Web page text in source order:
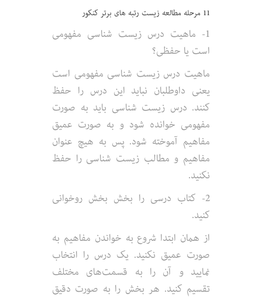
11 مرحله مطالعه زیست رتبه های برتر کنکور
1- ماهیت درس زیست شناسی مفهومی
است یا حفظی؟
ماهیت درس زیست شناسی مفهومی است
یعنی داوطلبان نباید این درس را حفظ
کنند. درس زیست شناسی باید به صورت
مفهومی خوانده شود و به صورت عمیق
مفاهیم آموخته شود. پس به هیچ عنوان
مفاهیم و مطالب زیست شناسی را حفظ
نکنید.
2- کتاب درسی را بخش بخش روخوانی
کنید.
از همان ابتدا شروع به خواندن مفاهیم به
صورت عمیق نکنید. یک درس را انتخاب
نمایید و آن را به قسمت‌های مختلف
تقسیم کنید. هر بخش را به صورت دقیق